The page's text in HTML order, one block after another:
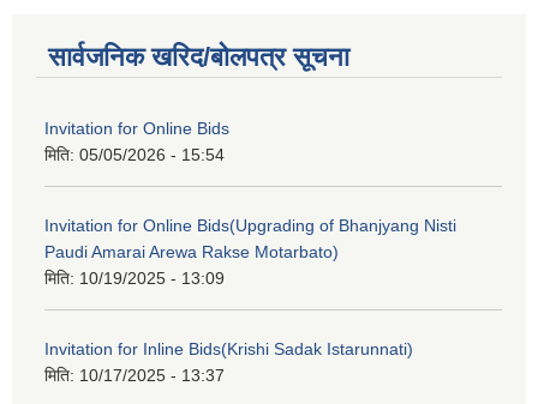
सार्वजनिक खरिद/बोलपत्र सूचना
Invitation for Online Bids
मिति: 05/05/2026 - 15:54
Invitation for Online Bids(Upgrading of Bhanjyang Nisti
Paudi Amarai Arewa Rakse Motarbato)
मिति: 10/19/2025 - 13:09
Invitation for Inline Bids(Krishi Sadak Istarunnati)
मिति: 10/17/2025 - 13:37